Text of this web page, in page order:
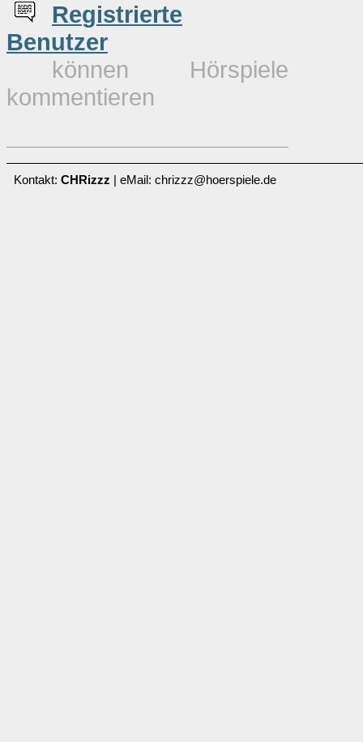
Registrierte
Benutzer
können Hörspiele
kommentieren
Kontakt: CHRizzz | eMail: chrizzz@hoerspiele.de